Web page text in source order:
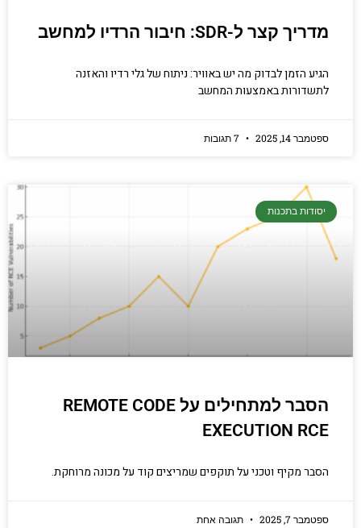
מדריך קצר ל-SDR: חיבור הרדיו למחשב
הגיע הזמן לבדוק מה יש באוויר: ניתוח של גלי רדיו והאזנה
לתשדורות באמצעות המחשב
ספטמבר 14, 2025
יסודות בתכנות
הסבר למתחילים על REMOTE CODE
EXECUTION RCE
הסבר מקיף וטכני על תוקפים שמריצים קוד על מכונה מרוחקת.
ספטמבר 7, 2025 תגובה אחת